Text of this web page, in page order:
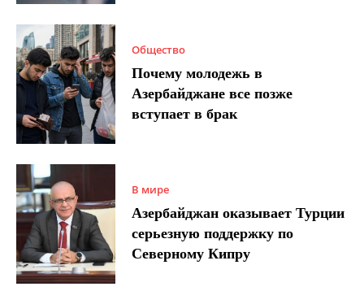
Общество
Почему молодежь в
Азербайджане все позже
вступает в брак
В мире
Азербайджан оказывает Турции
серьезную поддержку по
Северному Кипру